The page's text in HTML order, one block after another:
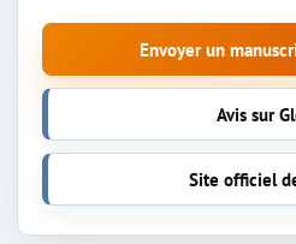
Envoyer un
Avis sur
Site officiel